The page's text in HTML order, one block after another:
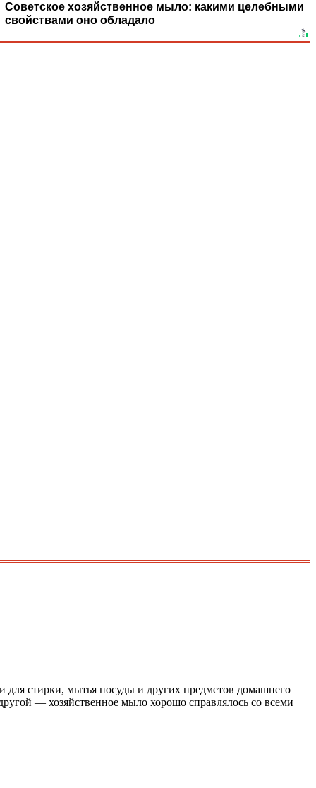
Советское хозяйственное мыло: какими целебными
свойствами оно обладало
для стирки, мытья посуды и других предметов домашнего
— хозяйственное мыло хорошо справлялось со всеми